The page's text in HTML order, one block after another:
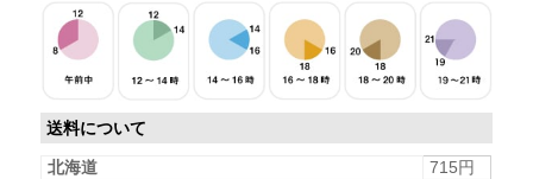
送料について
北海道
715円